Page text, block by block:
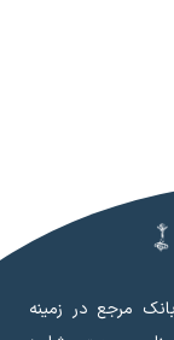
مرجع در زمینه